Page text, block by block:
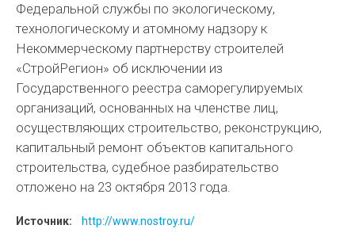
Федеральной службы по экологическому,
технологическому и атомному надзору к
Некоммерческому партнерству строителей
«СтройРегион» об исключении из
Государственного реестра саморегулируемых
организаций, основанных на членстве лиц,
осуществляющих строительство, реконструкцию,
капитальный ремонт объектов капитального
строительства, судебное разбирательство
отложено на 23 октября 2013 года.
Источник: http://www.nostroy.ru/